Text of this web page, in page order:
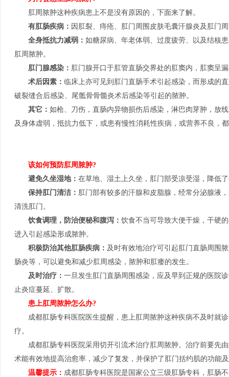
肛周脓肿这种疾病患上不是没有原因的，下面来了解。
有肛肠疾病： 因肛裂、痔疮、肛门周围皮肤毛囊汗腺炎及肛门
全身抵抗力减弱： 如糖尿病、年老体弱、过度疲劳、以及结核
肛周脓肿。
肛门腺感染： 肛门腺开口于肛管直肠交界处的肛窦内，肛窦呈
术后因素： 临床上亦可见到肛门直肠手术引起感染，而形成的
破裂缝合后感染、尾骶骨骨髓炎术后感染等引起的脓肿。
其它： 如枪、刀伤，直肠内异物损伤后感染，淋巴肉芽肿，放
及身体虚弱，抵抗力低下，或患有慢性消耗性疾病，或营养不良，
该如何预防肛周脓肿?
避免久坐湿地： 在草地、湿土上久坐，肛门部受凉受湿，降低
保持肛门清洁： 肛门部有较多的汗腺和皮脂腺，经常分泌腺液
清洗肛门。
饮食调理，防治便秘和腹泻： 饮食不当可导致大便干燥，干硬
进入引起感染形成脓肿。
积极防治其他肛肠疾病： 及时有效地治疗可引起肛门直肠周围
肠炎等，可以避免和减少肛周感染，脓肿和肛瘘的发生。
及时治疗： 一旦发生肛门直肠周围感染，应及早到正规的医院
止炎症蔓延、扩散。
患上肛周脓肿怎么办?
成都肛肠专科医院医生提醒，患上肛周脓肿这种疾病不及时就
疗。
成都肛肠专科医院采用切开引流术治疗肛周脓肿。治疗前要先
术能有效地提高治愈率，减少了复发，并保护了肛门括约肌的功能
温馨提示： 成都肛肠专科医院是国家公立三级肛肠专科，肛肠